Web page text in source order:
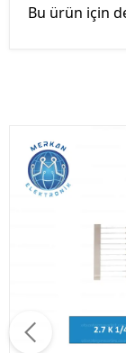
Bu ürün için